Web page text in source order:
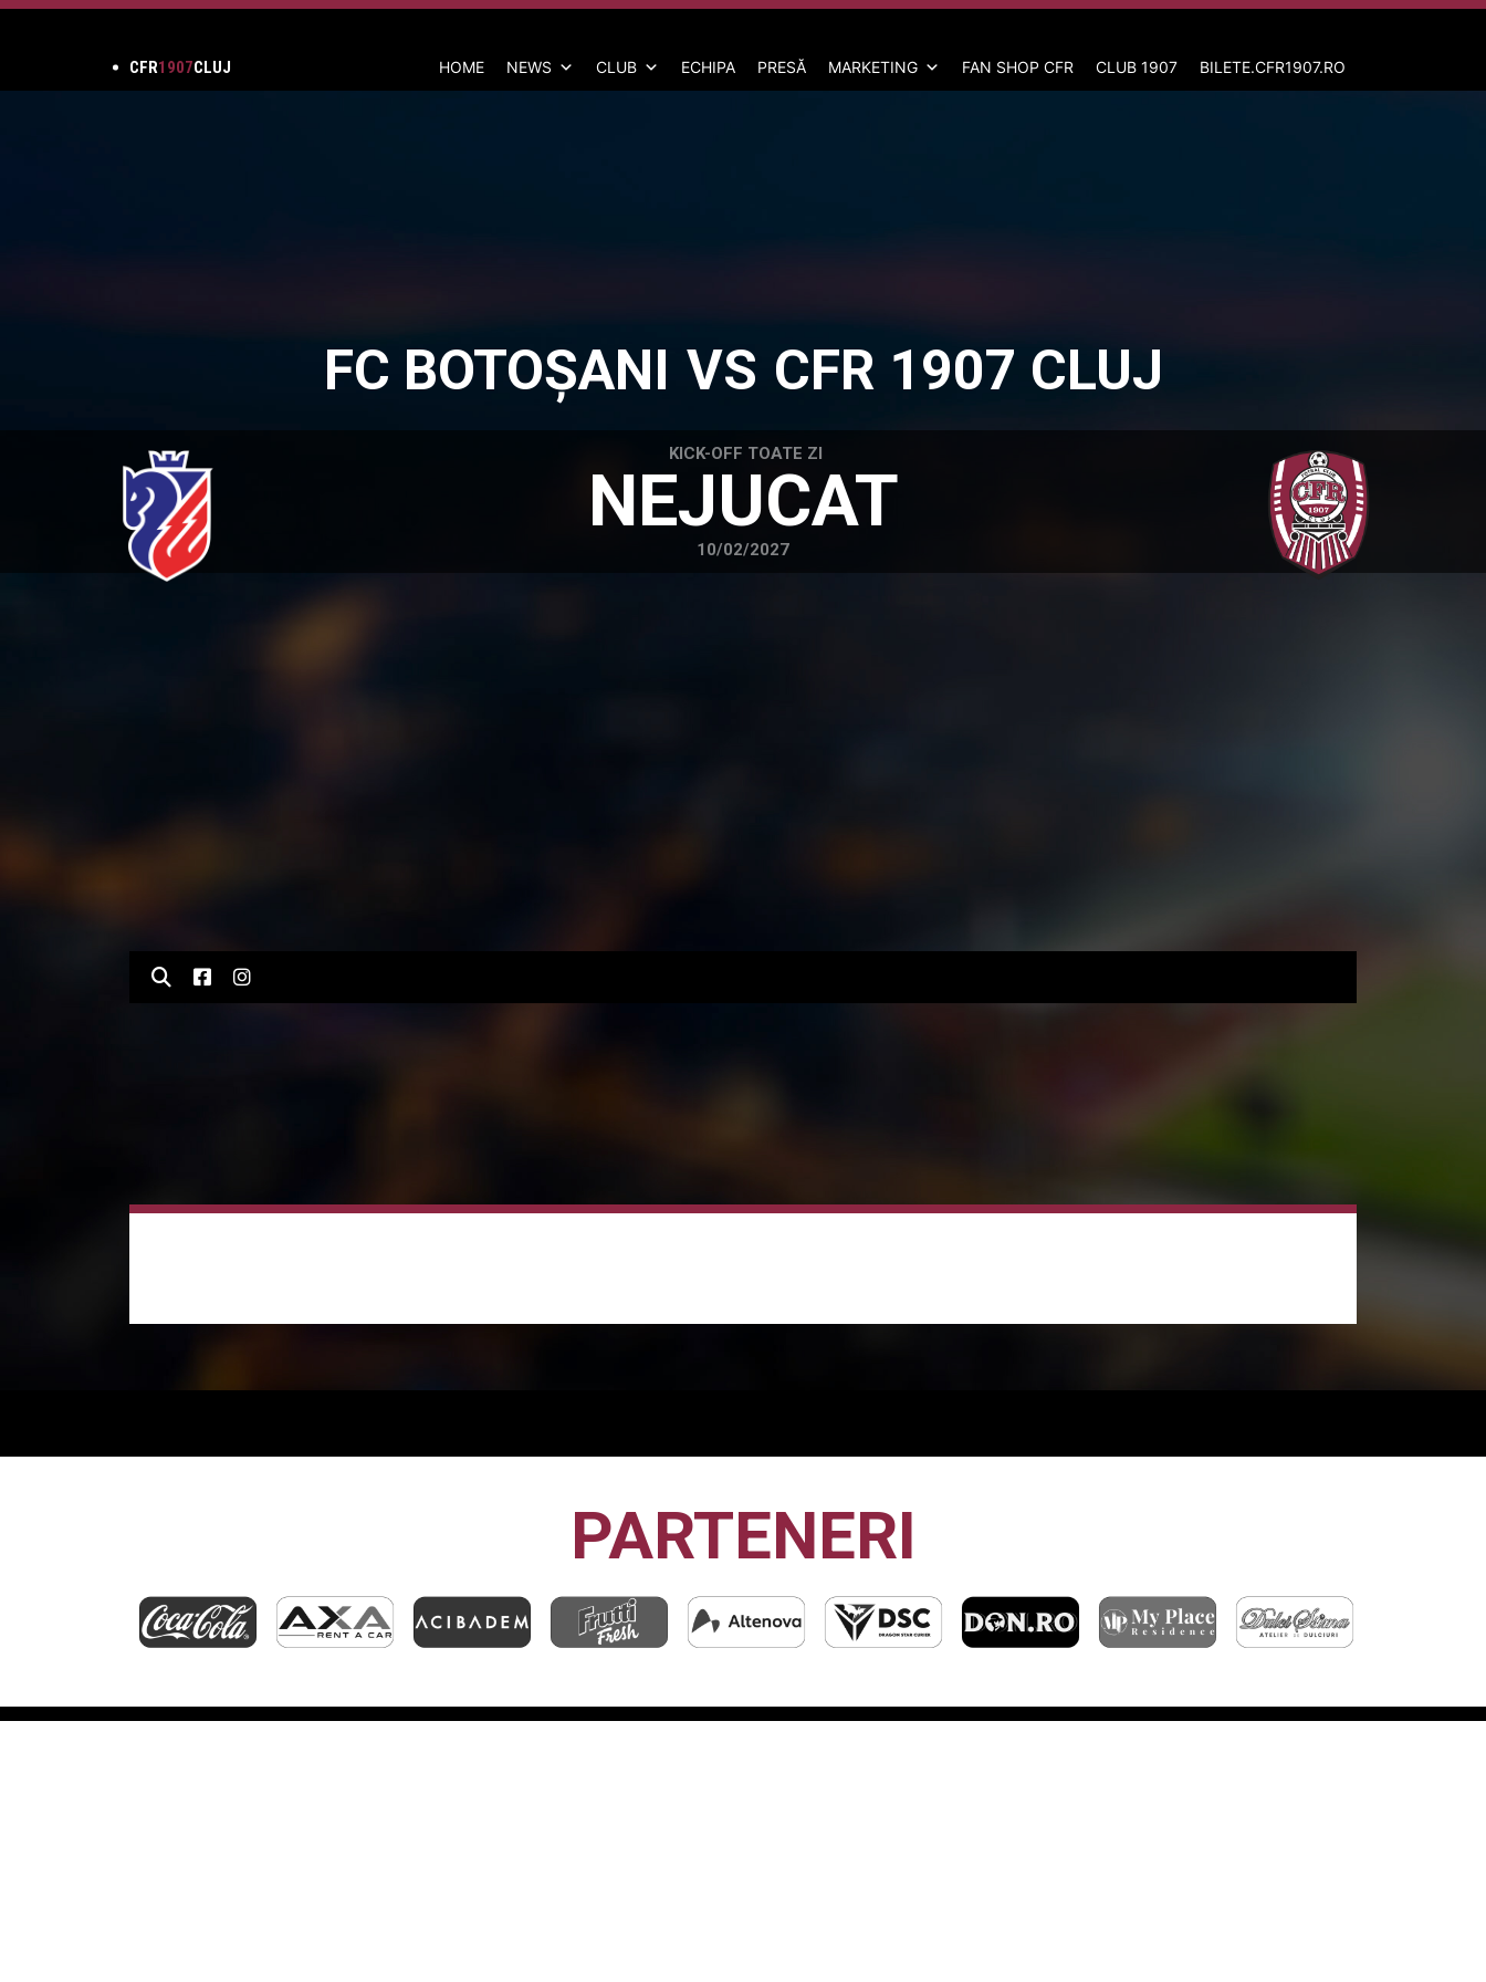
CFR1907CLUJ HOME NEWS CLUB ECHIPA PRESĂ MARKETING FAN SHOP CFR CLUB 1907 BILETE.CFR1907.RO
FC BOTOȘANI VS CFR 1907 CLUJ
KICK-OFF TOATE ZI
NEJUCAT
10/02/2027
PARTENERI